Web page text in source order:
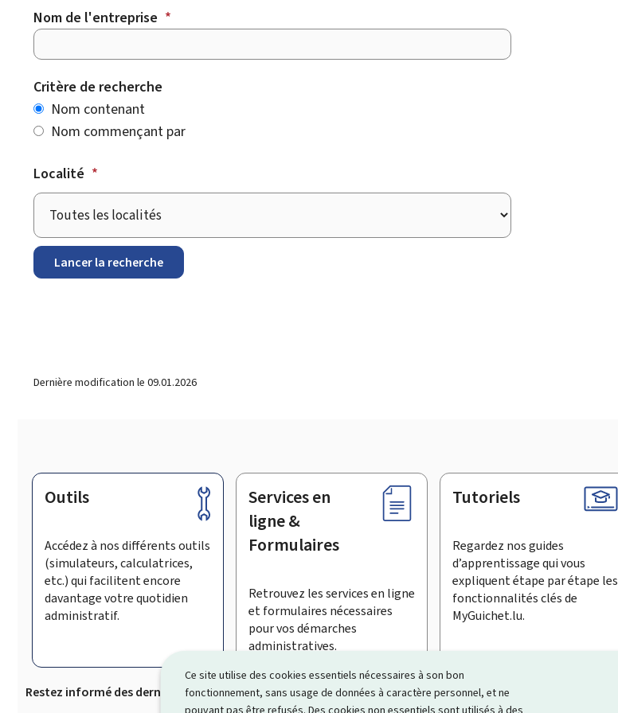
Ce site utilise des cookies essentiels nécessaires à son bon
fonctionnement, sans usage de données à caractère personnel, et ne
Nom de l'entreprise *
Critère de recherche
Nom contenant
Nom commençant par
Localité *
Dernière modification le 09.01.2026
Pied
page
Outils
Accédez à nos différents outils
(simulateurs, calculatrices,
etc.) qui facilitent encore
davantage votre quotidien
administratif.
Services en
ligne &
Formulaires
Retrouvez les services en ligne
et formulaires nécessaires
pour vos démarches
administratives.
Tutoriels
Regardez nos guides
d’apprentissage qui vous
expliquent étape par étape les
fonctionnalités clés de
MyGuichet.lu.
Restez informé des dernières actualités de Guichet.lu S’inscrire à la newsletter